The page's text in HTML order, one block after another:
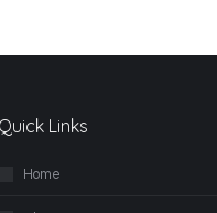
Quick Links
Home